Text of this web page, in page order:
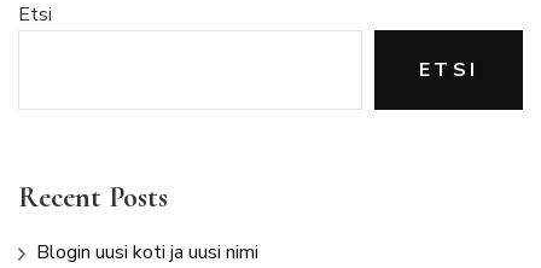
Etsi
ETSI
Recent Posts
Blogin uusi koti ja uusi nimi